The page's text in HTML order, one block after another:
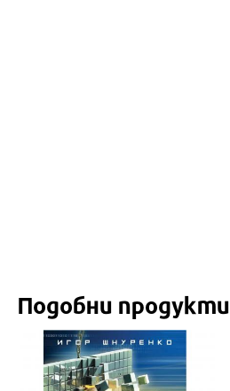
Подобни продукти